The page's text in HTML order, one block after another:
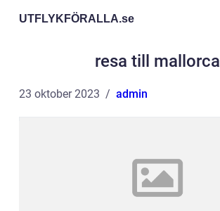
UTFLYKFÖRALLA.se
resa till mallorca
23 oktober 2023 admin